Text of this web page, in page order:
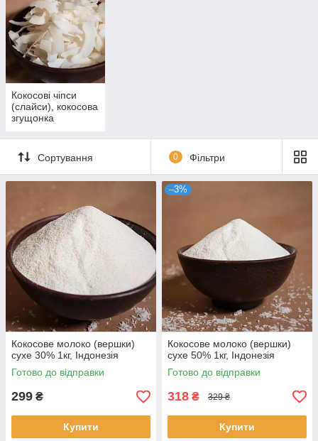
Кокосові чіпси
(слайси), кокосова
згущонка
Сортування 0 Фільтри
Кокосове молоко (вершки)
сухе 30% 1кг, Індонезія
Готово до відправки
299 ₴
Купити
–3%
Кокосове молоко (вершки)
сухе 50% 1кг, Індонезія
Готово до відправки
318 ₴ 329 ₴
Купити